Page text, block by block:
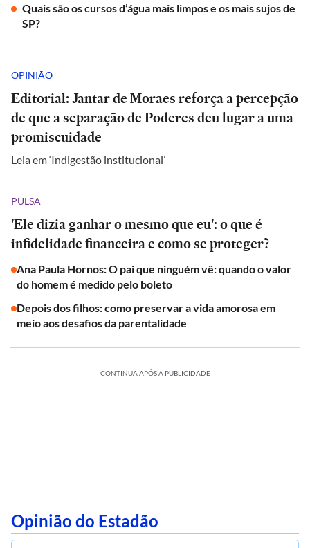
Quais são os cursos d’água mais limpos e os mais sujos de
SP?
OPINIÃO
Editorial: Jantar de Moraes reforça a percepção
de que a separação de Poderes deu lugar a uma
promiscuidade
Leia em ‘Indigestão institucional’
PULSA
'Ele dizia ganhar o mesmo que eu': o que é
infidelidade financeira e como se proteger?
Ana Paula Hornos: O pai que ninguém vê: quando o valor
do homem é medido pelo boleto
Depois dos filhos: como preservar a vida amorosa em
meio aos desafios da parentalidade
CONTINUA APÓS A PUBLICIDADE
Opinião do Estadão